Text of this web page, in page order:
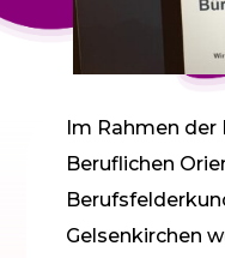
Im Rahmen der
Beruflichen
Gelsenkirchen